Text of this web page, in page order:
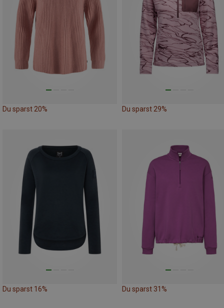
Du sparst 20% Du sparst 29%
Du sparst 16% Du sparst 31%